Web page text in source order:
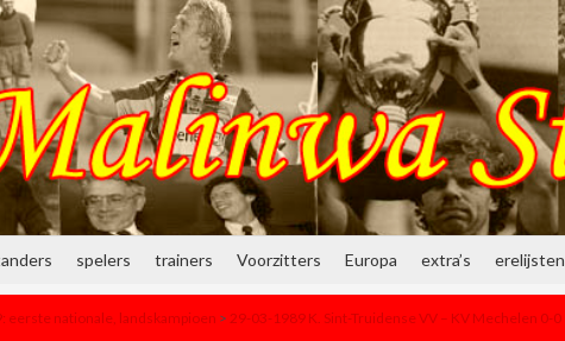
spelers trainers Voorzitters Europa extra’s erelijsten
eerste nationale, landskampioen > 29-03-1989 K. Sint-Truidense VV – KV Mechelen 0-0